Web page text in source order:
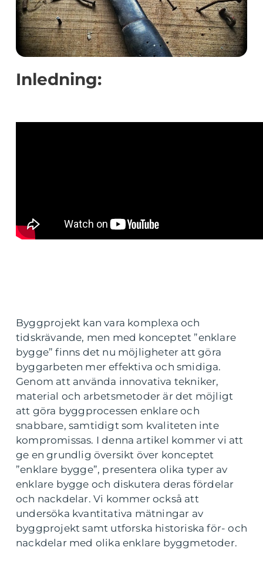
Inledning:
Byggprojekt kan vara komplexa och
tidskrävande, men med konceptet ”enklare
bygge” finns det nu möjligheter att göra
byggarbeten mer effektiva och smidiga.
Genom att använda innovativa tekniker,
material och arbetsmetoder är det möjligt
att göra byggprocessen enklare och
snabbare, samtidigt som kvaliteten inte
kompromissas. I denna artikel kommer vi att
ge en grundlig översikt över konceptet
”enklare bygge”, presentera olika typer av
enklare bygge och diskutera deras fördelar
och nackdelar. Vi kommer också att
undersöka kvantitativa mätningar av
byggprojekt samt utforska historiska för- och
nackdelar med olika enklare byggmetoder.